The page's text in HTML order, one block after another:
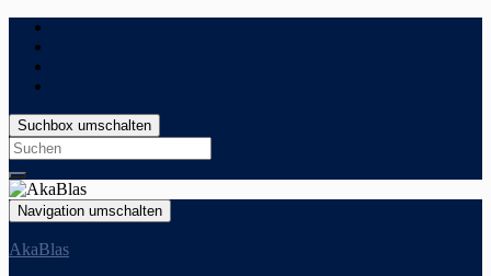
Suchbox umschalten
Search
for:
Navigation umschalten
AkaBlas